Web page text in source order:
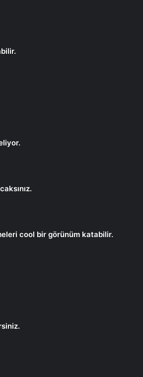
cool bir görünüm katabilir.